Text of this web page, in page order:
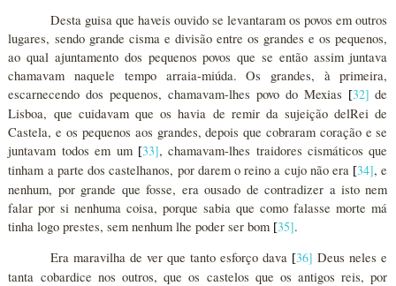
Desta guisa que haveis ouvido se levantaram os povos em outros
lugares, sendo grande cisma e divisão entre os grandes e os pequenos,
ao qual ajuntamento dos pequenos povos que se então assim juntava
chamavam naquele tempo arraia-miúda. Os grandes, à primeira,
escarnecendo dos pequenos, chamavam-lhes povo do Mexias [32] de
Lisboa, que cuidavam que os havia de remir da sujeição delRei de
Castela, e os pequenos aos grandes, depois que cobraram coração e se
juntavam todos em um [33], chamavam-lhes traidores cismáticos que
tinham a parte dos castelhanos, por darem o reino a cujo não era [34], e
nenhum, por grande que fosse, era ousado de contradizer a isto nem
falar por si nenhuma coisa, porque sabia que como falasse morte má
tinha logo prestes, sem nenhum lhe poder ser bom [35].
Era maravilha de ver que tanto esforço dava [36] Deus neles e
tanta cobardice nos outros, que os castelos que os antigos reis, por